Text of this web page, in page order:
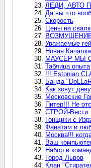
ЛЕДИ, АВТО
Да вы что
Скорость
Цены на
Уважаемые
Новая Качалка
МАУСЕР МЫ
Таблица опыта
!!! Estonian
Банда
Как зовут
Московские
Питер!!! Не
СТРОЙ-Вести
Гонщики с
Фанатам и
Москва!!!
Ваш
Набор в
Город Львов
Клан